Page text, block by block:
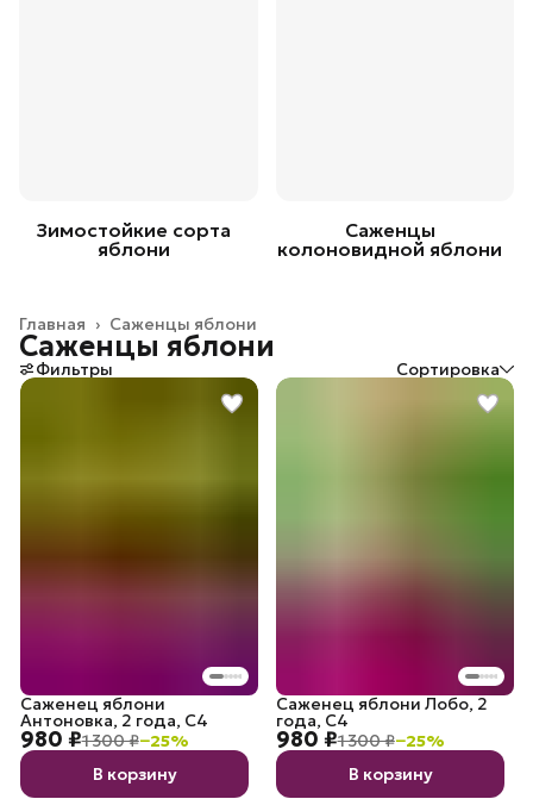
Зимостойкие сорта
яблони
Саженцы
колоновидной яблони
Саженцы яблони
Главная ›
Саженцы яблони
Фильтры Сортировка
980 ₽1 300 ₽−25%
Саженец яблони
Антоновка, 2 года, С4
В корзину
980 ₽1 300 ₽−25%
Саженец яблони Лобо, 2
года, С4
В корзину